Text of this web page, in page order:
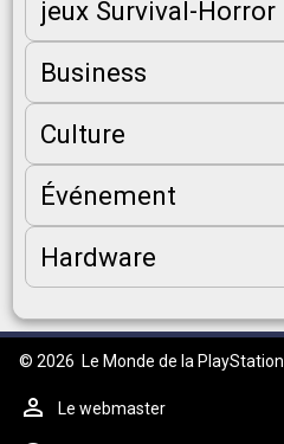
jeux Survival-Horror
Business
Culture
Événement
Hardware
© 2026 Le Monde de la PlayStation
Le webmaster